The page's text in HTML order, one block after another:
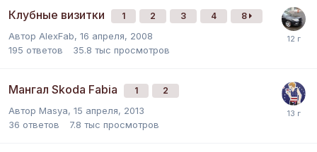
Клубные визитки 1 2 3 4 8
Автор AlexFab, 16 апреля, 2008
195 ответов 35.8 тыс просмотров
Мангал Skoda Fabia 1 2
Автор Masya, 15 апреля, 2013
36 ответов 7.8 тыс просмотров